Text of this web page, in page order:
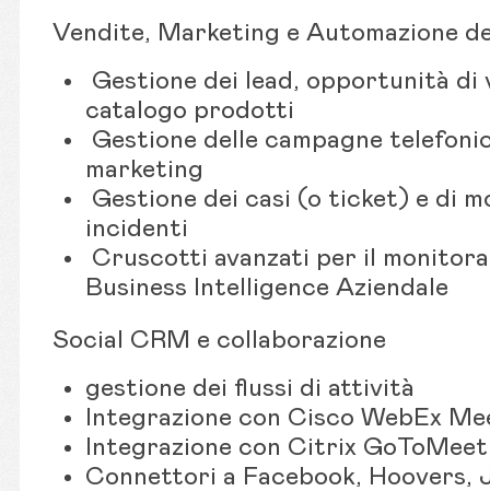
Vendite, Marketing e Automazione
Gestione dei lead, opportunità di
catalogo prodotti
Gestione delle campagne
marketing
Gestione dei casi (o ticket) e di
incidenti
Cruscotti avanzati per il
Business Intelligence Aziendale
Social CRM e collaborazione
gestione dei flussi di attività
Integrazione con Cisco WebEx
Integrazione con Citrix
Connettori a Facebook, Hoovers,